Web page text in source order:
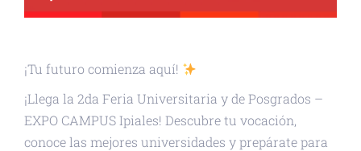
¡Tu futuro comienza aquí!
¡Llega la 2da Feria Universitaria y de Posgrados –
EXPO CAMPUS Ipiales! Descubre tu vocación,
conoce las mejores universidades y prepárate para